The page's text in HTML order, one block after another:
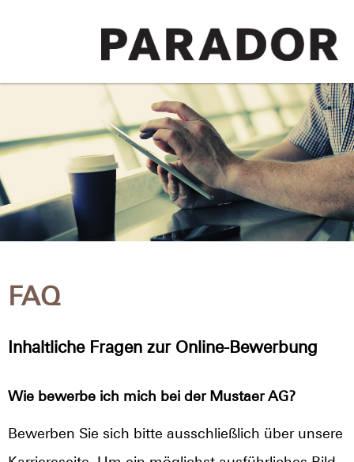
FAQ
Inhaltliche Fragen zur Online-Bewerbung
Wie bewerbe ich mich bei der Mustaer AG?
Bewerben Sie sich bitte ausschließlich über unsere